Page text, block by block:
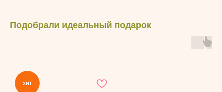
Подобрали идеальный подарок
хит